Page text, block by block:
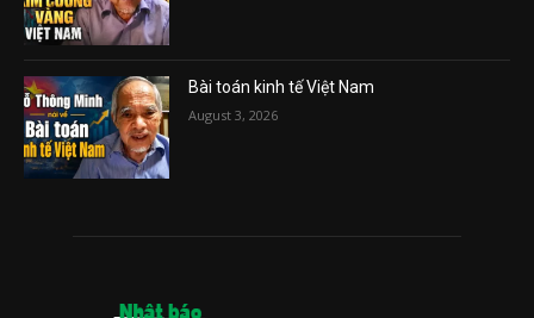
Bài toán kinh tế Việt Nam
August 3, 2026